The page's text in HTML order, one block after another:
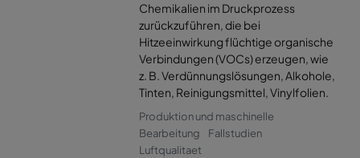
Chemikalien im Druckprozess
zurückzuführen, die bei
Hitzeeinwirkung flüchtige organische
Verbindungen (VOCs) erzeugen, wie
z. B. Verdünnungslösungen, Alkohole,
Tinten, Reinigungsmittel, Vinylfolien.
Produktion und maschinelle
Bearbeitung
Fallstudien
Luftqualitaet